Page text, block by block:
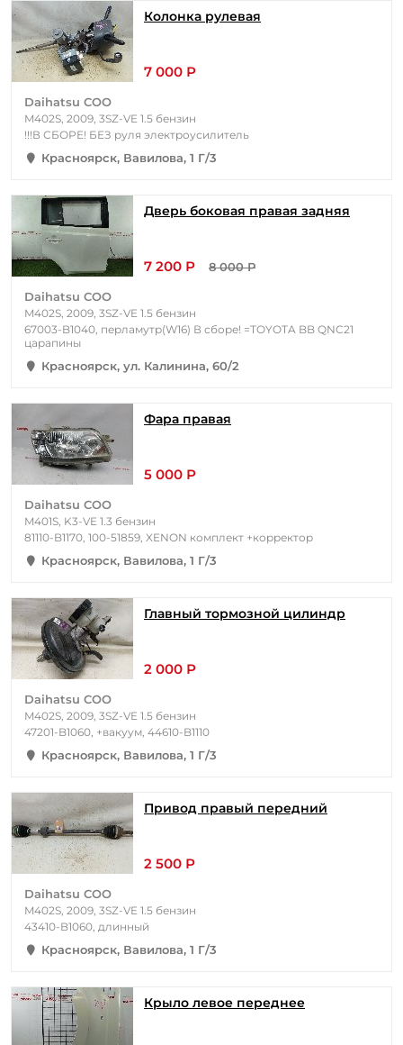
Колонка рулевая
7 000 Р
Daihatsu COO
M402S, 2009, 3SZ-VE 1.5 бензин
!!!В СБОРЕ! БЕЗ руля электроусилитель
Красноярск, Вавилова, 1 Г/3
Дверь боковая правая задняя
7 200 Р 8 000 Р
Daihatsu COO
M402S, 2009, 3SZ-VE 1.5 бензин
67003-B1040, перламутр(W16) В сборе! =TOYOTA BB QNC21
царапины
Красноярск, ул. Калинина, 60/2
Фара правая
5 000 Р
Daihatsu COO
M401S, K3-VE 1.3 бензин
81110-B1170, 100-51859, XENON комплект +корректор
Красноярск, Вавилова, 1 Г/3
Главный тормозной цилиндр
2 000 Р
Daihatsu COO
M402S, 2009, 3SZ-VE 1.5 бензин
47201-B1060, +вакуум, 44610-B1110
Красноярск, Вавилова, 1 Г/3
Привод правый передний
2 500 Р
Daihatsu COO
M402S, 2009, 3SZ-VE 1.5 бензин
43410-B1060, длинный
Красноярск, Вавилова, 1 Г/3
Крыло левое переднее